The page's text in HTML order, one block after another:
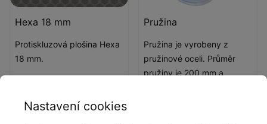
Hexa 18 mm
Protiskluzová plošina Hexa
18 mm.
Pružina
Pružina je vyrobeny z
pružinové oceli. Průměr
pružiny je 200 mm a
Nastavení cookies